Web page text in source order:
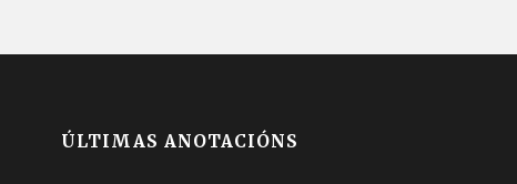
ÚLTIMAS ANOTACIÓNS